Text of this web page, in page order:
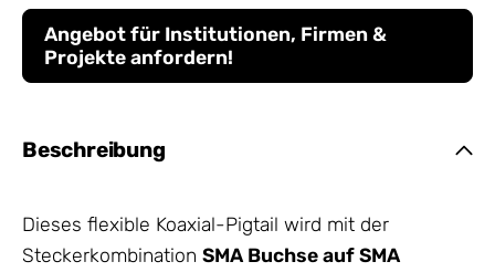
Angebot für Institutionen, Firmen &
Projekte anfordern!
Beschreibung
Dieses flexible Koaxial-Pigtail wird mit der
Steckerkombination SMA Buchse auf SMA